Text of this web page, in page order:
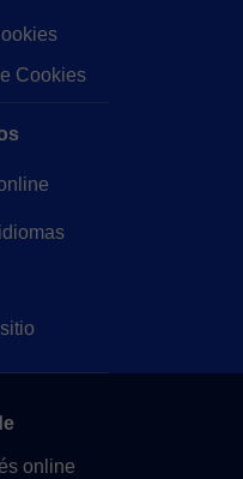
Cookies
online